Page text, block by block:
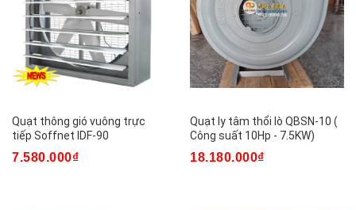
Quạt thông gió vuông trực
tiếp Soffnet IDF-90
7.580.000₫
Quạt ly tâm thổi lò QBSN-10 (
Công suất 10Hp - 7.5KW)
18.180.000₫